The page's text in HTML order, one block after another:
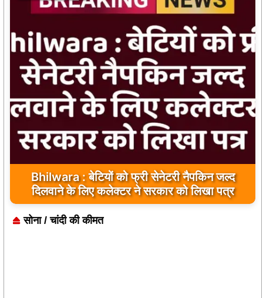
Bhilwara : सभी निर्माण कार्य गुणवत्तापूर्ण हो, क्वालिटी से
कोई समझौता नहीं किया जाए: संजय माथुर
सोना / चांदी की कीमत